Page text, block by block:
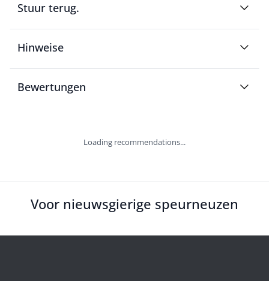
Stuur terug.
Hinweise
Bewertungen
Loading recommendations...
Voor nieuwsgierige speurneuzen